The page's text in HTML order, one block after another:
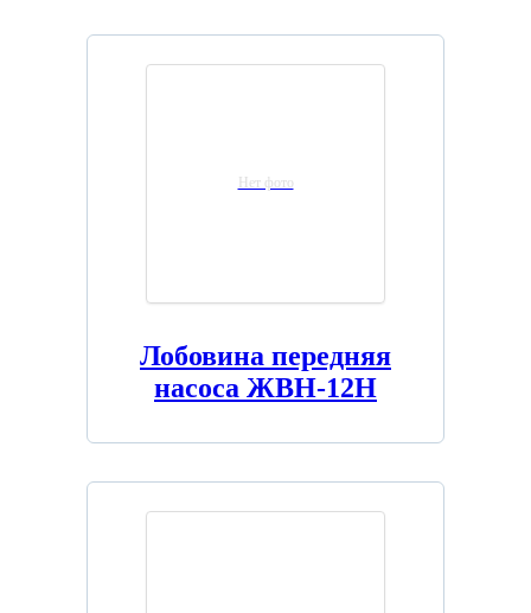
Нет фото
Лобовина передняя
насоса ЖВН-12Н